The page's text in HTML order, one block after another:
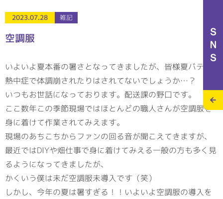
私たちのこと
特設サイト
施工実績 スタッフブログ
お問合せ 個人情報の保護
メディアポリシー
ＳＮＳ
2023.07.28 雑記
空調服
いよいよ夏本番の暑さとなってきましたが、皆様夏バテや
熱中症で体調崩されたりはされてないでしょうか…？
いつもお世話になっております。配送課の野口です。
ここ数年この季節現場ではほとんどの職人さんが空調服を
身に着けて作業されてみえます。
現場のあちこちからファンの回る音が聞こえてきますが、
最近ではDIYや畑仕事で身に着けてみえる一般の方も多く見
るようになってきましたが、
かくいう僕は未だ空調服未導入です（笑）
しかし、今年の夏は暑すぎる！！いよいよ空調服の導入を